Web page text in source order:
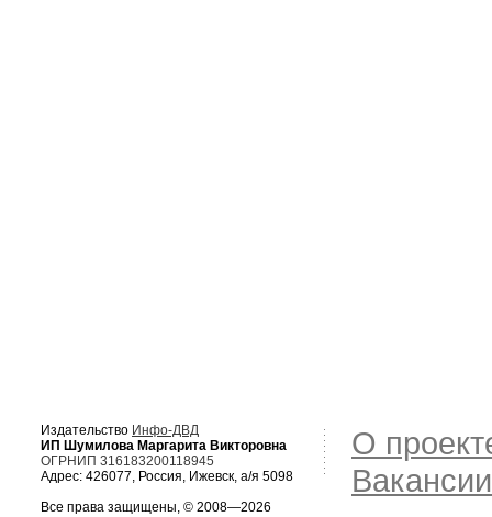
Издательство Инфо-ДВД
ИП Шумилова Маргарита Викторовна
ОГРНИП 316183200118945
Адрес: 426077, Россия, Ижевск, а/я 5098
Все права защищены, © 2008—2026
О
Вакансии